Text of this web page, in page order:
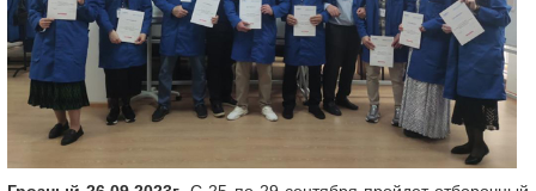
ПРЕСС-ЦЕНТР
ПРОТИВОДЕЙСТВИЕ КОРРУПЦИИ
АНТИТЕРРОР